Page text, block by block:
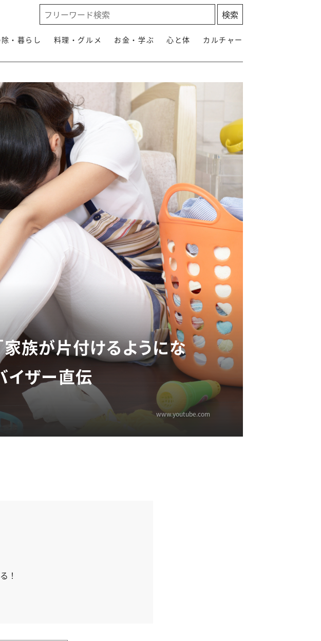
・暮らし 料理・グルメ お金・学ぶ 心と体 カルチャー
家族が片付けるようにな
イザー直伝
www.youtube.com
！